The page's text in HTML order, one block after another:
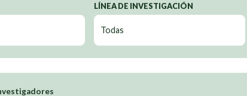
LÍNEA DE INVESTIGACIÓN